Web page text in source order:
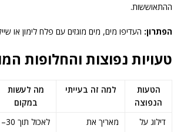
ההתאוששות.
הפתרון: העדיפו מים, מים מוגזים עם פלח לימון או
טעויות נפוצות והחלופות
הטעות
הנפוצה
למה זה בעייתי
מה לעשות
במקום
דילוג על
מאריך את
לאכול תוך 30–